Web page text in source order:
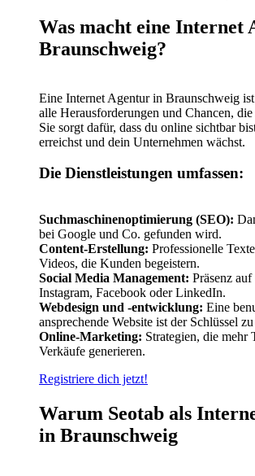
Was macht eine Internet
Braunschweig?
Eine Internet Agentur in Braunschweig
alle Herausforderungen und Chancen,
Sie sorgt dafür, dass du online sichtbar
erreichst und dein Unternehmen wächst.
Die Dienstleistungen umfassen:
Suchmaschinenoptimierung (SEO):
bei Google und Co. gefunden wird.
Content-Erstellung: Professionelle
Videos, die Kunden begeistern.
Social Media Management: Präsenz
Instagram, Facebook oder LinkedIn.
Webdesign und -entwicklung: Eine
ansprechende Website ist der Schlüssel
Online-Marketing: Strategien, die mehr
Verkäufe generieren.
Registriere dich jetzt!
Warum Seotab als
in Braunschweig